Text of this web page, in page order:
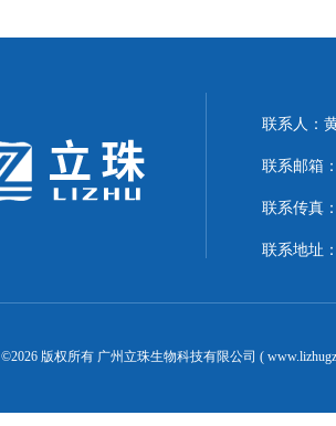
联系人：
联系邮箱
联系传真
联系地址
©2026 版权所有 广州立珠生物科技有限公司 (